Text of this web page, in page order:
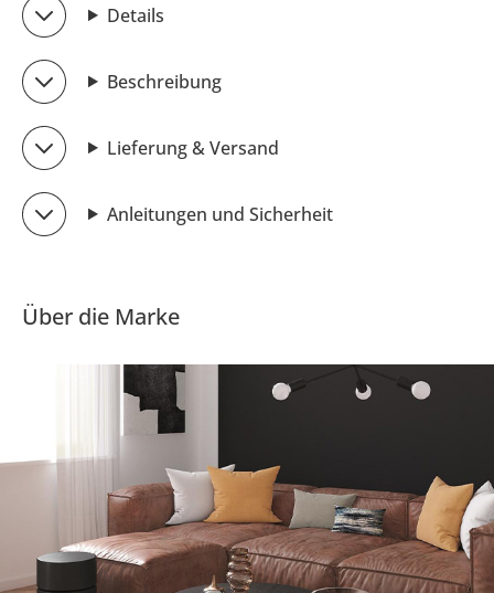
Details
Beschreibung
Lieferung & Versand
Anleitungen und Sicherheit
Über die Marke